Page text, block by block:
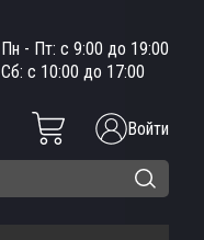
Пн - Пт: с 9:00 до 19:00
Сб: с 10:00 до 17:00
Войти